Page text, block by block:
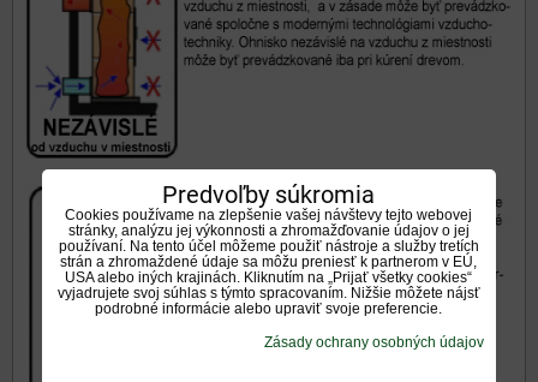
Predvoľby súkromia
Cookies používame na zlepšenie vašej návštevy tejto webovej
stránky, analýzu jej výkonnosti a zhromažďovanie údajov o jej
používaní. Na tento účel môžeme použiť nástroje a služby tretích
strán a zhromaždené údaje sa môžu preniesť k partnerom v EÚ,
USA alebo iných krajinách. Kliknutím na „Prijať všetky cookies“
vyjadrujete svoj súhlas s týmto spracovaním. Nižšie môžete nájsť
podrobné informácie alebo upraviť svoje preferencie.
Zásady ochrany osobných údajov